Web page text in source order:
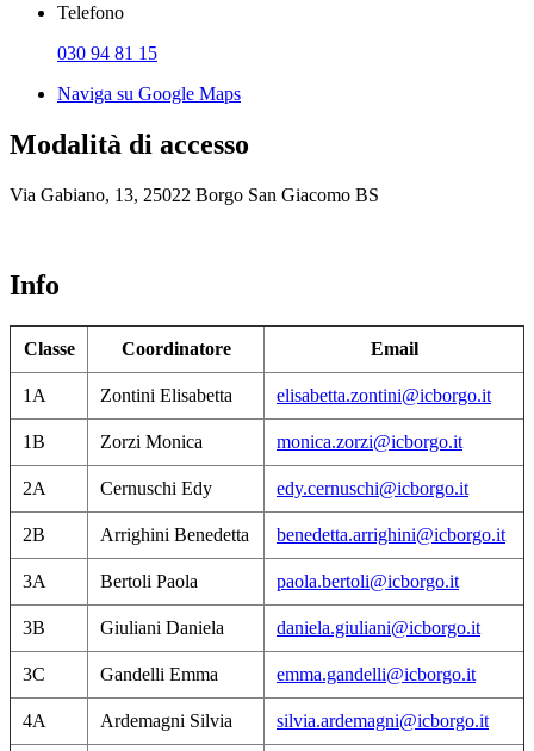
Telefono
030 94 81 15
Naviga su Google Maps
Modalità di accesso
Via Gabiano, 13, 25022 Borgo San Giacomo BS
Info
Classe Coordinatore Email
1A Zontini Elisabetta elisabetta.zontini@icborgo.it
1B Zorzi Monica monica.zorzi@icborgo.it
2A Cernuschi Edy edy.cernuschi@icborgo.it
2B Arrighini Benedetta benedetta.arrighini@icborgo.it
3A Bertoli Paola paola.bertoli@icborgo.it
3B Giuliani Daniela daniela.giuliani@icborgo.it
3C Gandelli Emma emma.gandelli@icborgo.it
4A Ardemagni Silvia silvia.ardemagni@icborgo.it